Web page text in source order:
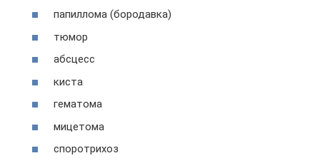
папиллома (бородавка)
тюмор
абсцесс
киста
гематома
мицетома
споротрихоз